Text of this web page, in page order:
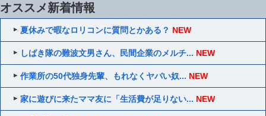
オススメ新着情報
夏休みで暇なロリコンに質問とかある？ NEW
しばき隊の難波文男さん、民間企業のメルチ... NEW
作業所の50代独身先輩、もれなくヤバい奴... NEW
家に遊びに来たママ友に「生活費が足りない... NEW